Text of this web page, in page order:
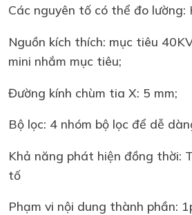
Các nguyên tố có thể đo lường:
Nguồn kích thích: mục tiêu
mini nhắm mục tiêu;
Đường kính chùm tia X: 5 mm;
Bộ lọc: 4 nhóm bộ lọc để dễ
Khả năng phát hiện đồng thời:
tố
Phạm vi nội dung thành phần: